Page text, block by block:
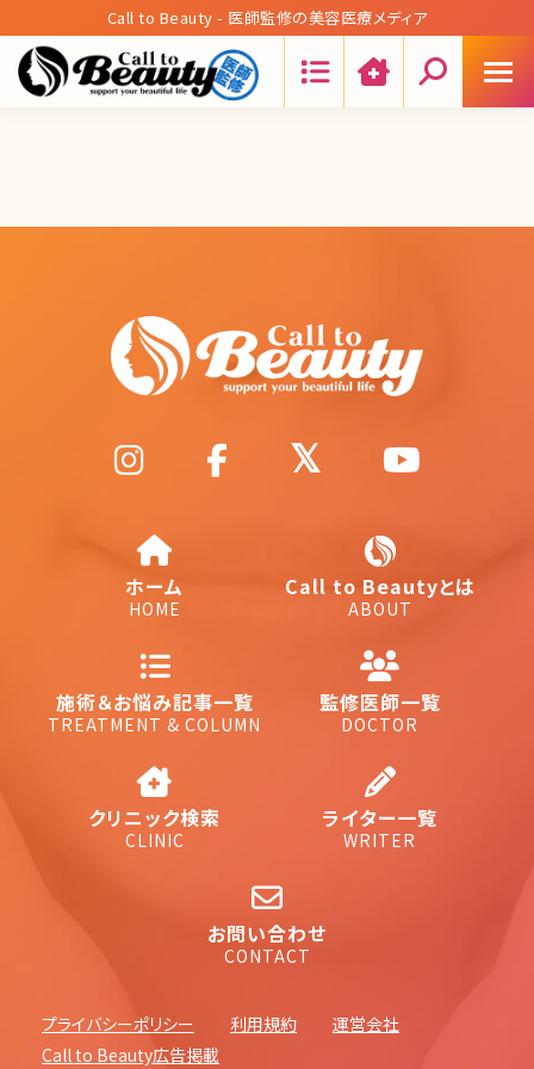
Call to Beauty - 医師監修の美容医療メディア
ホーム
HOME
Call to Beautyとは
ABOUT
施術＆お悩み記事一覧
TREATMENT & COLUMN
監修医師一覧
DOCTOR
クリニック検索
CLINIC
ライター一覧
WRITER
お問い合わせ
CONTACT
プライバシーポリシー 利用規約
運営会社
Call to Beauty広告掲載